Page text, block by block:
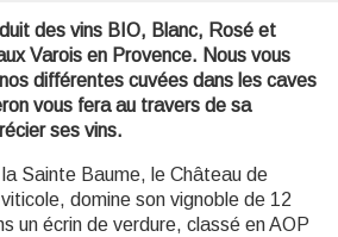
des vins BIO, Blanc, Rosé et
Varois en Provence. Nous vous
différentes cuvées dans les caves
vous fera au travers de sa
ses vins.
Sainte Baume, le Château de
domine son vignoble de 12
un écrin de verdure, classé en AOP